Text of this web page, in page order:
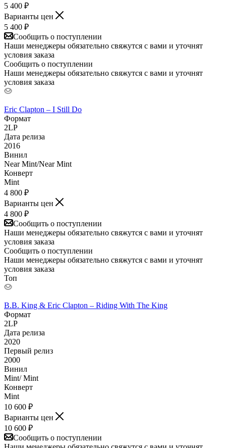
5 400 ₽
Варианты цен
5 400 ₽
Сообщить о поступлении
Наши менеджеры обязательно свяжутся с вами и уточнят
условия заказа
Сообщить о поступлении
Наши менеджеры обязательно свяжутся с вами и уточнят
условия заказа
Eric Clapton – I Still Do
Формат
2LP
Дата релиза
2016
Винил
Near Mint/Near Mint
Конверт
Mint
4 800 ₽
Варианты цен
4 800 ₽
Сообщить о поступлении
Наши менеджеры обязательно свяжутся с вами и уточнят
условия заказа
Сообщить о поступлении
Наши менеджеры обязательно свяжутся с вами и уточнят
условия заказа
Топ
B.B. King & Eric Clapton – Riding With The King
Формат
2LP
Дата релиза
2020
Первый релиз
2000
Винил
Mint/ Mint
Конверт
Mint
10 600 ₽
Варианты цен
10 600 ₽
Сообщить о поступлении